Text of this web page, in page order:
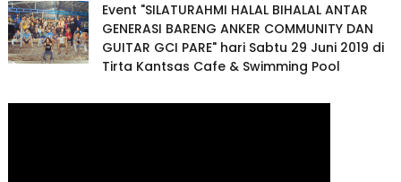
Event "SILATURAHMI HALAL BIHALAL ANTAR
GENERASI BARENG ANKER COMMUNITY DAN
GUITAR GCI PARE" hari Sabtu 29 Juni 2019 di
Tirta Kantsas Cafe & Swimming Pool